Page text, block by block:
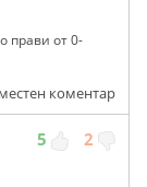
прави от 0-
коментар
5 2